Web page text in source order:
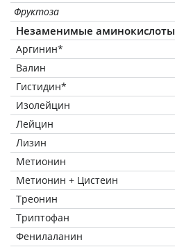
Фруктоза
Незаменимые аминокислоты
Аргинин*
Валин
Гистидин*
Изолейцин
Лейцин
Лизин
Метионин
Метионин + Цистеин
Треонин
Триптофан
Фенилаланин